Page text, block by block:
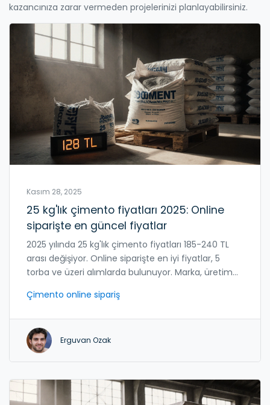
kazancınıza zarar vermeden projelerinizi planlayabilirsiniz.
Kasım 28, 2025
25 kg'lık çimento fiyatları 2025: Online
siparişte en güncel fiyatlar
2025 yılında 25 kg'lık çimento fiyatları 185-240 TL
arası değişiyor. Online siparişte en iyi fiyatlar, 5
torba ve üzeri alımlarda bulunuyor. Marka, üretim
Çimento online sipariş
Erguvan Ozak